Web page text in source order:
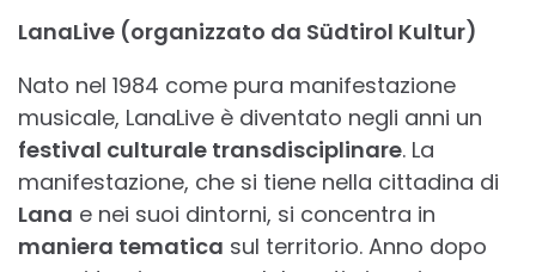
LanaLive (organizzato da Südtirol Kultur)
Nato nel 1984 come pura manifestazione
musicale, LanaLive è diventato negli anni un
festival culturale transdisciplinare. La
manifestazione, che si tiene nella cittadina di
Lana e nei suoi dintorni, si concentra in
maniera tematica sul territorio. Anno dopo